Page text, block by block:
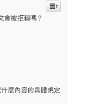
會被拒稿嗎？
麼內容的具體規定